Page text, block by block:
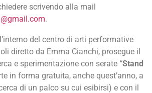
scrivendo alla mail
.
del centro di arti performative
diretto da Emma Cianchi, prosegue il
e sperimentazione con serate “Stand
in forma gratuita, anche quest’anno, a
di un palco su cui esibirsi) e con il